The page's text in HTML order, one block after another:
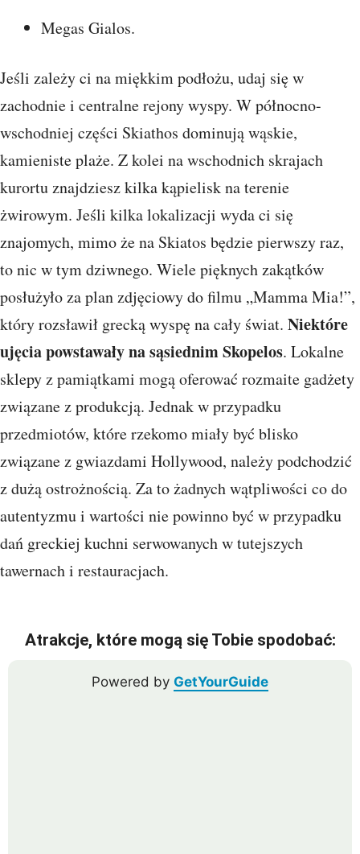
Megas Gialos.
Jeśli zależy ci na miękkim podłożu, udaj się w
zachodnie i centralne rejony wyspy. W północno-
wschodniej części Skiathos dominują wąskie,
kamieniste plaże. Z kolei na wschodnich skrajach
kurortu znajdziesz kilka kąpielisk na terenie
żwirowym. Jeśli kilka lokalizacji wyda ci się
znajomych, mimo że na Skiatos będzie pierwszy raz,
to nic w tym dziwnego. Wiele pięknych zakątków
posłużyło za plan zdjęciowy do filmu „Mamma Mia!”,
który rozsławił grecką wyspę na cały świat. Niektóre
ujęcia powstawały na sąsiednim Skopelos. Lokalne
sklepy z pamiątkami mogą oferować rozmaite gadżety
związane z produkcją. Jednak w przypadku
przedmiotów, które rzekomo miały być blisko
związane z gwiazdami Hollywood, należy podchodzić
z dużą ostrożnością. Za to żadnych wątpliwości co do
autentyzmu i wartości nie powinno być w przypadku
dań greckiej kuchni serwowanych w tutejszych
tawernach i restauracjach.
Atrakcje, które mogą się Tobie spodobać:
Powered by GetYourGuide